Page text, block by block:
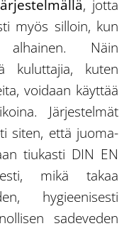
, jotta
myös silloin, kun
Näin
kuluttajia, kuten
voidaan käyttää
Järjestelmät
siten, että juoma-
tiukasti DIN EN
mikä takaa
hygieenisesti
sadeveden